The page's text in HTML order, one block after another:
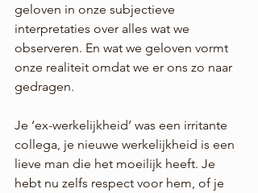
geloven in onze subjectieve
interpretaties over alles wat we
observeren. En wat we geloven vormt
onze realiteit omdat we er ons zo naar
gedragen.
Je ‘ex-werkelijkheid’ was een irritante
collega, je nieuwe werkelijkheid is een
lieve man die het moeilijk heeft. Je
hebt nu zelfs respect voor hem, of je